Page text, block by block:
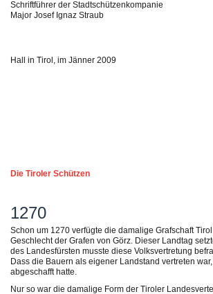
Schriftführer der Stadtschützenkompanie
Major Josef Ignaz Straub
Hall in Tirol, im Jänner 2009
Die Tiroler Schützen
1270
Schon um 1270 verfügte die damalige Grafschaft
Geschlecht der Grafen von Görz. Dieser Landtag
des Landesfürsten musste diese Volksvertretung
Dass die Bauern als eigener Landstand vertreten
abgeschafft hatte.
Nur so war die damalige Form der Tiroler